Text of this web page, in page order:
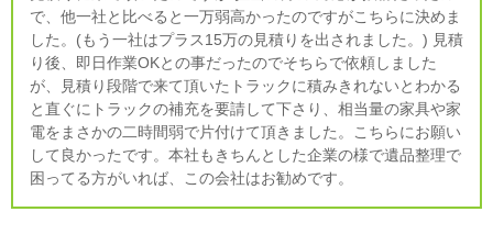
で、他一社と比べると一万弱高かったのですがこちらに決めま
した。(もう一社はプラス15万の見積りを出されました。) 見積
り後、即日作業OKとの事だったのでそちらで依頼しました
が、見積り段階で来て頂いたトラックに積みきれないとわかる
と直ぐにトラックの補充を要請して下さり、相当量の家具や家
電をまさかの二時間弱で片付けて頂きました。こちらにお願い
して良かったです。本社もきちんとした企業の様で遺品整理で
困ってる方がいれば、この会社はお勧めです。